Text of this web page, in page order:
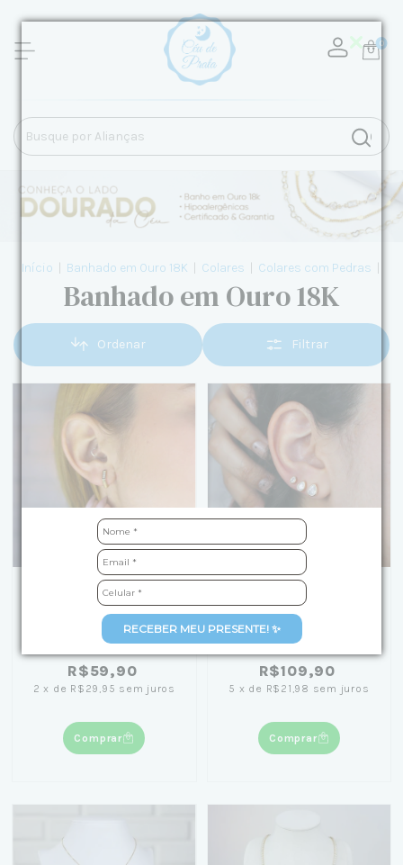
RECEBER MEU PRESENTE! ✨
0
Início Banhado em Ouro 18K Colares Colares com Pedras
Banhado em Ouro 18K
Ordenar Filtrar
Brinco Argola
Geométrica Cravejada
Zircônia 1,2cm Banhado
em Ouro 18K
R$59,90
2 x de R$29,95 sem juros
Comprar
Kit Brincos Gotas
Zircônia 5, 7 e 8mm
Banhados em Ouro 18K
R$109,90
5 x de R$21,98 sem juros
Comprar